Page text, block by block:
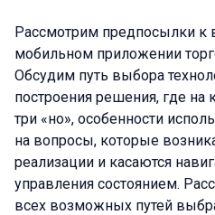
Рассмотрим предпосылки к
мобильном приложении
Обсудим путь выбора
построения решения, где на
три «но», особенности
на вопросы, которые
реализации и касаются
управления состоянием.
всех возможных путей